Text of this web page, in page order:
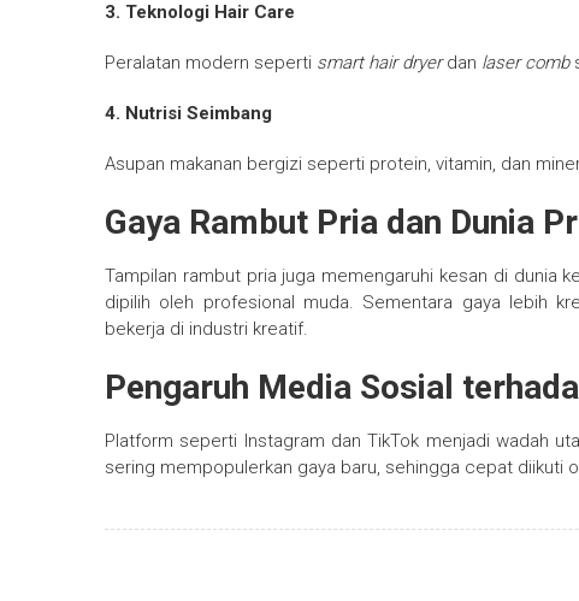
3. Teknologi Hair Care
Peralatan modern seperti smart hair dryerdan laser comb
4. Nutrisi Seimbang
Asupan makanan bergizi seperti protein, vitamin, dan
Gaya Rambut Pria dan Dunia
Tampilan rambut pria juga memengaruhi kesan di dunia
dipilih oleh profesional muda. Sementara gaya lebih
bekerja di industri kreatif.
Pengaruh Media Sosial
Platform seperti Instagram dan TikTok menjadi wadah
sering mempopulerkan gaya baru, sehingga cepat diikuti